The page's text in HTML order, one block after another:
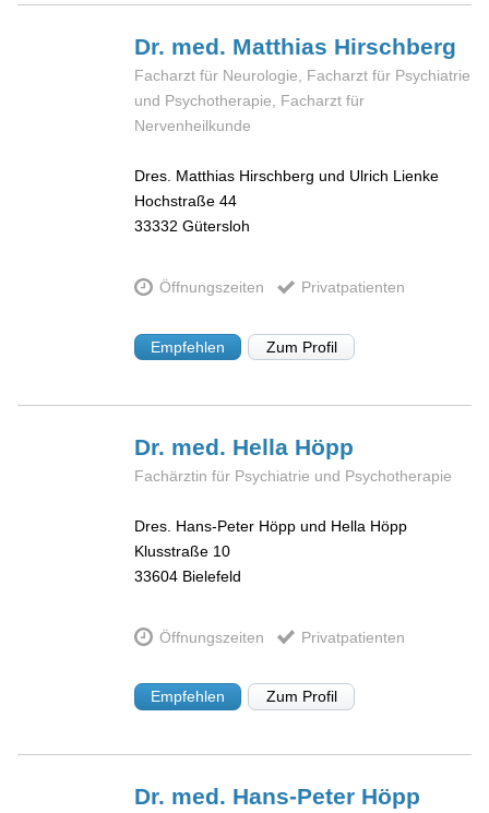
Dr. med. Matthias Hirschberg
Facharzt für Neurologie, Facharzt für Psychiatrie
und Psychotherapie, Facharzt für
Nervenheilkunde
Dres. Matthias Hirschberg und Ulrich Lienke
Hochstraße 44
33332 Gütersloh
Öffnungszeiten Privatpatienten
Empfehlen Zum Profil
Dr. med. Hella Höpp
Fachärztin für Psychiatrie und Psychotherapie
Dres. Hans-Peter Höpp und Hella Höpp
Klusstraße 10
33604 Bielefeld
Öffnungszeiten Privatpatienten
Empfehlen Zum Profil
Dr. med. Hans-Peter Höpp